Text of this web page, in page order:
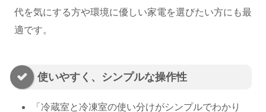
代を気にする方や環境に優しい家電を選びたい方にも最
適です。
使いやすく、シンプルな操作性
「冷蔵室と冷凍室の使い分けがシンプルでわかり